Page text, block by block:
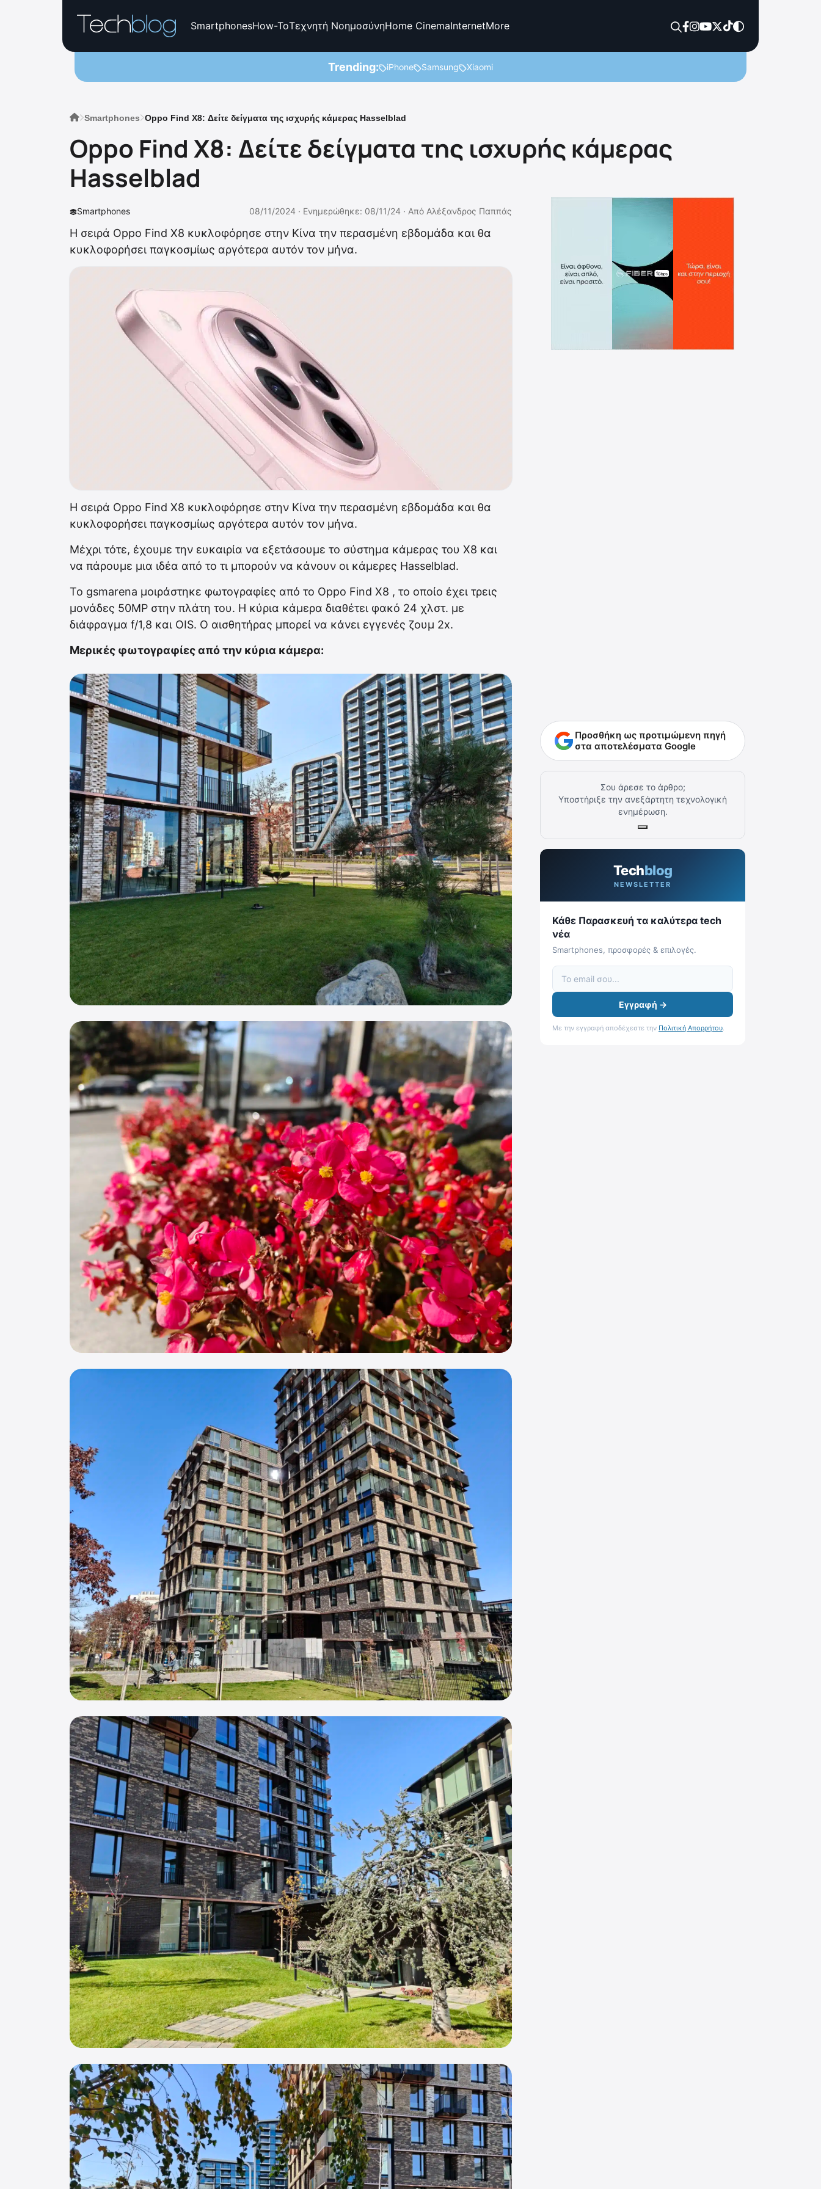
SmartphonesHow-ToΤεχνητή ΝοημοσύνηHome CinemaInternetMore
Trending: iPhone Samsung Xiaomi
Smartphones Oppo Find X8: Δείτε δείγματα της ισχυρής κάμερας Hasselblad
Oppo Find X8: Δείτε δείγματα της ισχυρής κάμερας
Hasselblad
Smartphones 08/11/2024 · Ενημερώθηκε: 08/11/24 · Από Αλέξανδρος Παππάς
Η σειρά Oppo Find X8 κυκλοφόρησε στην Κίνα την περασμένη εβδομάδα και θα
κυκλοφορήσει παγκοσμίως αργότερα αυτόν τον μήνα.
Η σειρά Oppo Find X8 κυκλοφόρησε στην Κίνα την περασμένη εβδομάδα και θα
κυκλοφορήσει παγκοσμίως αργότερα αυτόν τον μήνα.
Μέχρι τότε, έχουμε την ευκαιρία να εξετάσουμε το σύστημα κάμερας του X8 και
να πάρουμε μια ιδέα από το τι μπορούν να κάνουν οι κάμερες Hasselblad.
Το gsmarena μοιράστηκε φωτογραφίες από το Oppo Find X8 , το οποίο έχει τρεις
μονάδες 50MP στην πλάτη του. Η κύρια κάμερα διαθέτει φακό 24 χλστ. με
διάφραγμα f/1,8 και OIS. Ο αισθητήρας μπορεί να κάνει εγγενές ζουμ 2x.
Μερικές φωτογραφίες από την κύρια κάμερα:
Προσθήκη ως προτιμώμενη πηγή
στα αποτελέσματα Google
Σου άρεσε το άρθρο;
Υποστήριξε την ανεξάρτητη τεχνολογική
ενημέρωση.
Techblog
NEWSLETTER
Κάθε Παρασκευή τα καλύτερα tech
νέα
Smartphones, προσφορές & επιλογές.
Εγγραφή →
Με την εγγραφή αποδέχεστε την Πολιτική Απορρήτου.